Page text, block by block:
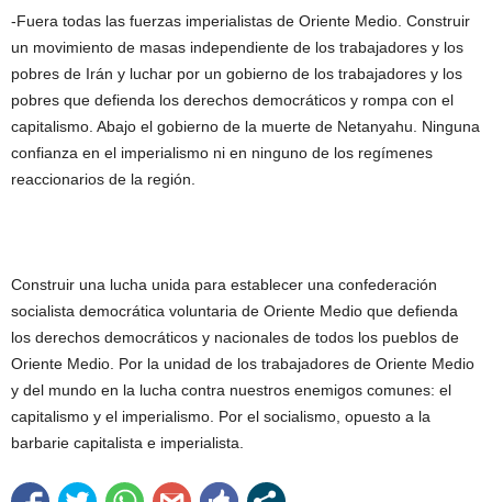
-Fuera todas las fuerzas imperialistas de Oriente Medio. Construir
un movimiento de masas independiente de los trabajadores y los
pobres de Irán y luchar por un gobierno de los trabajadores y los
pobres que defienda los derechos democráticos y rompa con el
capitalismo. Abajo el gobierno de la muerte de Netanyahu. Ninguna
confianza en el imperialismo ni en ninguno de los regímenes
reaccionarios de la región.
Construir una lucha unida para establecer una confederación
socialista democrática voluntaria de Oriente Medio que defienda
los derechos democráticos y nacionales de todos los pueblos de
Oriente Medio. Por la unidad de los trabajadores de Oriente Medio
y del mundo en la lucha contra nuestros enemigos comunes: el
capitalismo y el imperialismo. Por el socialismo, opuesto a la
barbarie capitalista e imperialista.